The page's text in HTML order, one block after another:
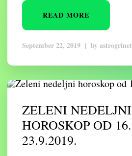
READ MORE
September 22, 2019 | by
ZELENI NEDELJNI
HOROSKOP OD
23.9.2019.